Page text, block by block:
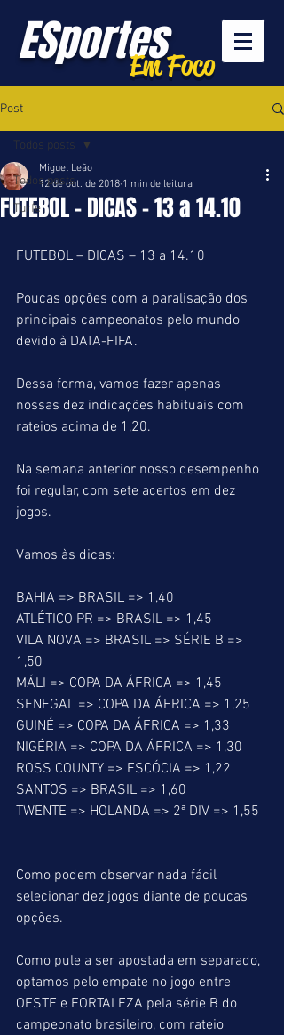
ESportesEm Foco
Post
Todos posts
Turfe
Todos posts
FUTEBOL - DICAS - 13 a 14.10
Miguel Leão
12 de out. de 2018 1 min de leitura
FUTEBOL – DICAS – 13 a 14.10
Poucas opções com a paralisação dos
principais campeonatos pelo mundo
devido à DATA-FIFA.
Dessa forma, vamos fazer apenas
nossas dez indicações habituais com
rateios acima de 1,20.
Na semana anterior nosso desempenho
foi regular, com sete acertos em dez
jogos.
Vamos às dicas:
BAHIA => BRASIL => 1,40
ATLÉTICO PR => BRASIL => 1,45
VILA NOVA => BRASIL => SÉRIE B =>
1,50
MÁLI => COPA DA ÁFRICA => 1,45
SENEGAL => COPA DA ÁFRICA => 1,25
GUINÉ => COPA DA ÁFRICA => 1,33
NIGÉRIA => COPA DA ÁFRICA => 1,30
ROSS COUNTY => ESCÓCIA => 1,22
SANTOS => BRASIL => 1,60
TWENTE => HOLANDA => 2ª DIV => 1,55
Como podem observar nada fácil
selecionar dez jogos diante de poucas
opções.
Como pule a ser apostada em separado,
optamos pelo empate no jogo entre
OESTE e FORTALEZA pela série B do
campeonato brasileiro, com rateio